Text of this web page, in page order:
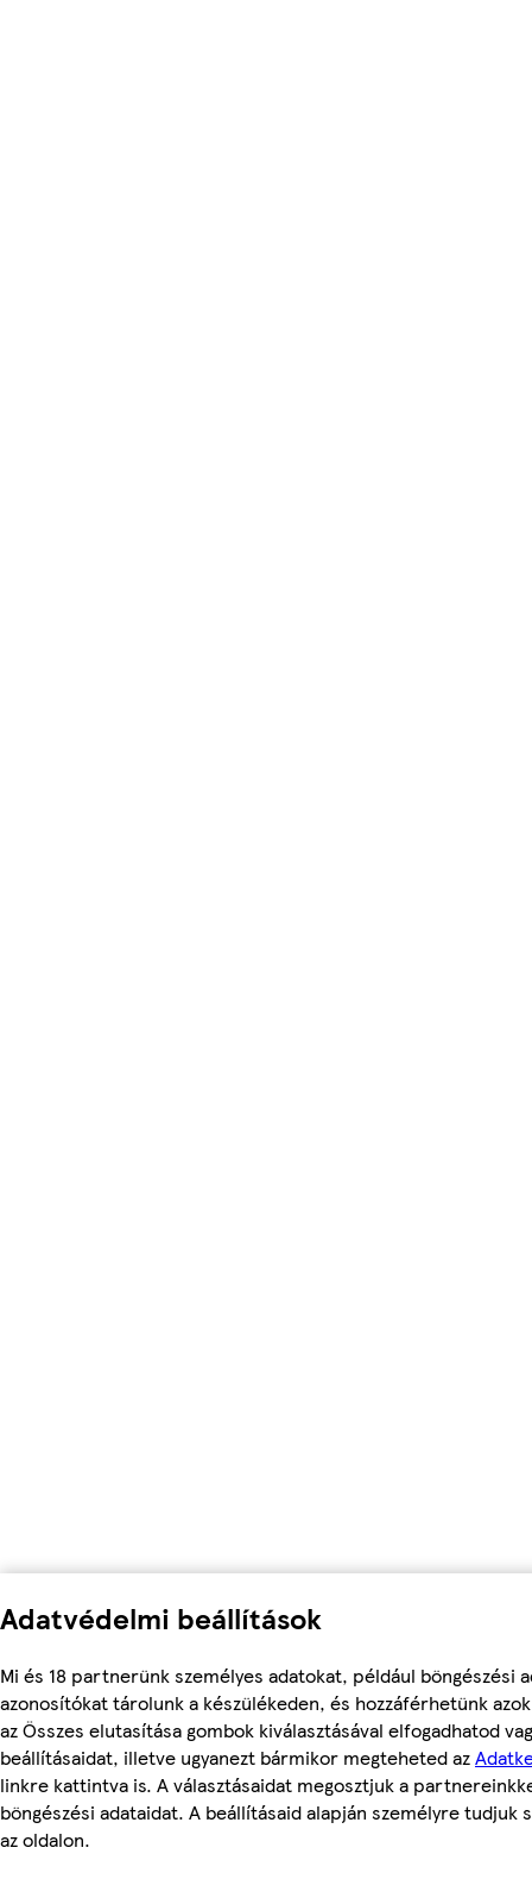
Adatvédelmi beállítások
Mi és 18 partnerünk személyes adatokat, például böngészési
azonosítókat tárolunk a készülékeden, és hozzáférhetünk
az Összes elutasítása gombok kiválasztásával elfogadhatod
beállításaidat, illetve ugyanezt bármikor megteheted az
linkre kattintva is. A választásaidat megosztjuk a
böngészési adataidat. A beállításaid alapján személyre tudjuk
az oldalon.